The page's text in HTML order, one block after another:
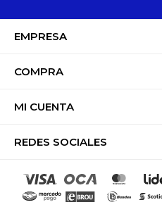
EMPRESA
COMPRA
MI CUENTA
REDES SOCIALES